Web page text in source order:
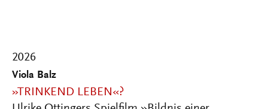
2026
Viola Balz
»TRINKEND LEBEN«?